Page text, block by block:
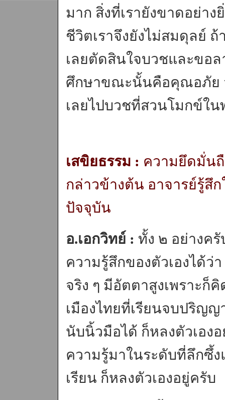
มาก สิ่งที่เรายังขาดอย่า
ชีวิตเราจึงยังไม่สมดุลย์ ถ้
เลยตัดสินใจบวชและขอ
ศึกษาขณะนั้นคือคุณอภัย
เลยไปบวชที่สวนโมกข์ใ
เสขิยธรรม : ความยึดมั่น
กล่าวข้างต้น อาจารย์รู้
ปัจจุบัน
อ.เอกวิทย์ : ทั้ง ๒ อย่างค
ความรู้สึกของตัวเองได้
จริง ๆ มีอัตตาสูงเพราะก็
เมืองไทยที่เรียนจบปริญญ
นับนิ้วมือได้ ก็หลงตัวเอง
ความรู้มาในระดับที่ลึกซึ้
เรียน ก็หลงตัวเองอยู่ครับ